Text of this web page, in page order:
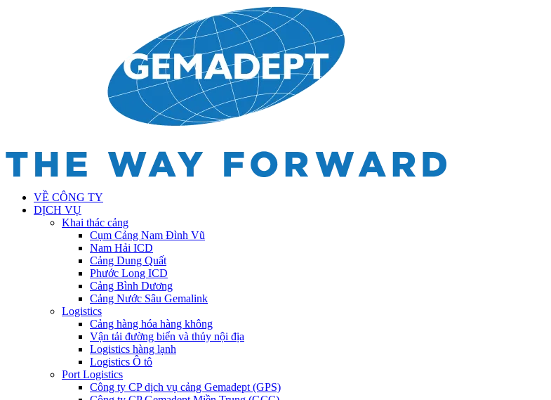
VỀ CÔNG TY
DỊCH VỤ
Khai thác cảng
Cụm Cảng Nam Đình Vũ
Nam Hải ICD
Cảng Dung Quất
Phước Long ICD
Cảng Bình Dương
Cảng Nước Sâu Gemalink
Logistics
Cảng hàng hóa hàng không
Vận tải đường biển và thủy nội địa
Logistics hàng lạnh
Logistics Ô tô
Port Logistics
Công ty CP dịch vụ cảng Gemadept (GPS)